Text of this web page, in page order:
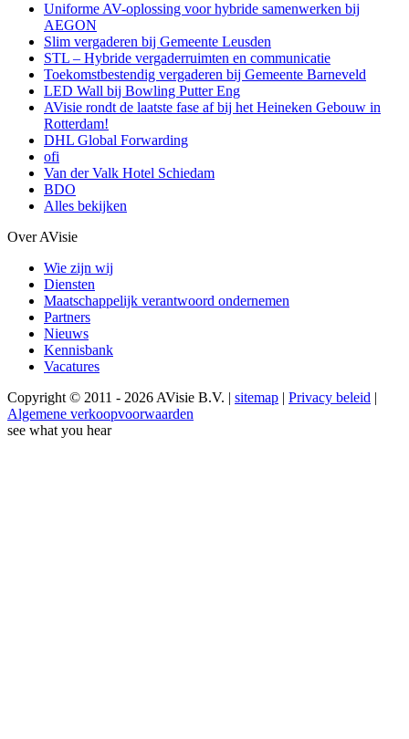
Uniforme AV-oplossing voor hybride samenwerken bij
AEGON
Slim vergaderen bij Gemeente Leusden
STL – Hybride vergaderruimten en communicatie
Toekomstbestendig vergaderen bij Gemeente Barneveld
LED Wall bij Bowling Putter Eng
AVisie rondt de laatste fase af bij het Heineken Gebouw in
Rotterdam!
DHL Global Forwarding
ofi
Van der Valk Hotel Schiedam
BDO
Alles bekijken
Over AVisie
Wie zijn wij
Diensten
Maatschappelijk verantwoord ondernemen
Partners
Nieuws
Kennisbank
Vacatures
Copyright © 2011 - 2026 AVisie B.V. | sitemap | Privacy beleid |
Algemene verkoopvoorwaarden
see what you hear